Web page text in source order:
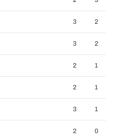
3 2
3 2
2 1
2 1
3 1
2 0